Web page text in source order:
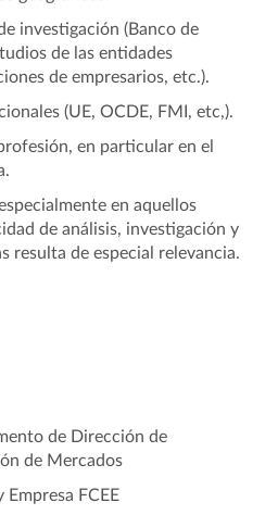
investigación (Banco de
de las entidades
de empresarios, etc.).
(UE, OCDE, FMI, etc,).
en particular en el
en aquellos
de análisis, investigación y
resulta de especial relevancia.
de Dirección de
de Mercados
Empresa FCEE